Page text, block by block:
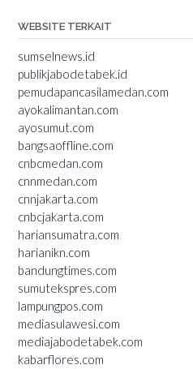
WEBSITE TERKAIT
sumselnews.id
publikjabodetabek.id
pemudapancasilamedan.com
ayokalimantan.com
ayosumut.com
bangsaoffline.com
cnbcmedan.com
cnnmedan.com
cnnjakarta.com
cnbcjakarta.com
hariansumatra.com
harianikn.com
bandungtimes.com
sumutekspres.com
lampungpos.com
mediasulawesi.com
mediajabodetabek.com
kabarflores.com